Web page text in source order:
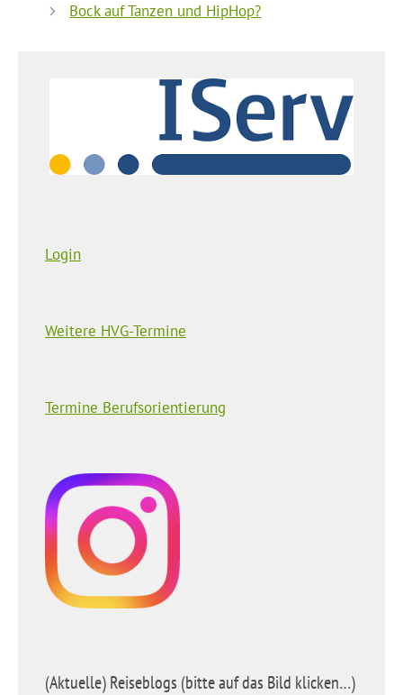
Bock auf Tanzen und HipHop?
Login
Weitere HVG-Termine
Termine Berufsorientierung
(Aktuelle) Reiseblogs (bitte auf das Bild klicken…)